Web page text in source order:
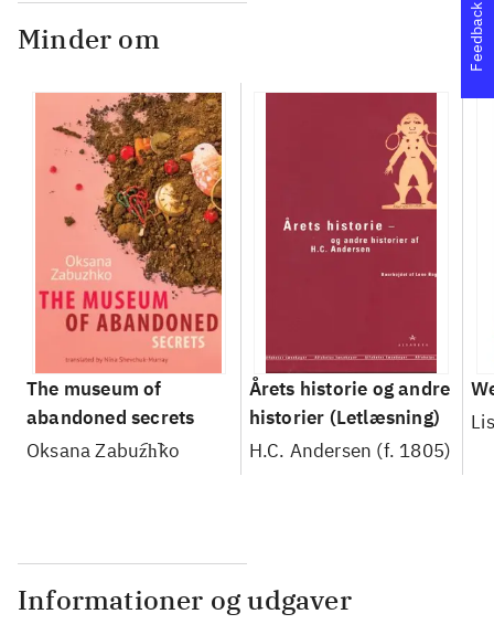
Minder om
The museum of
abandoned secrets
Oksana Zabuz︠h︡ko
Årets historie og andre
historier (Letlæsning)
H.C. Andersen (f. 1805)
Informationer og udgaver
Feedback